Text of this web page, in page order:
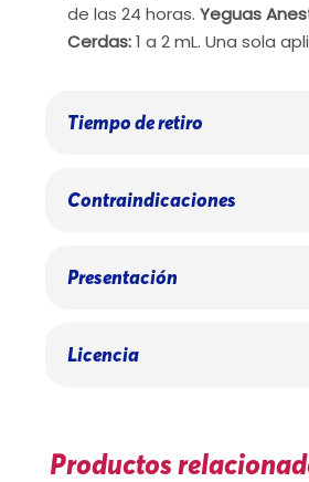
de las 24 horas. Yeguas
Cerdas:1 a 2 mL. Una sola
Tiempo de retiro
Contraindicaciones
Presentación
Licencia
Productos